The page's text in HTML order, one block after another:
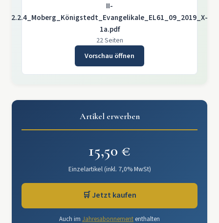
II-
2.2.4_Moberg_Königstedt_Evangelikale_EL61_09_2019_X-
1a.pdf
22 Seiten
Vorschau öffnen
Artikel erwerben
15,50 €
Einzelartikel (inkl. 7,0% MwSt)
🛒 Jetzt kaufen
Auch im Jahresabonnement enthalten